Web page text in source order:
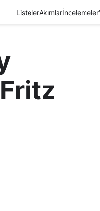
ListelerAkımlarİncelemeler